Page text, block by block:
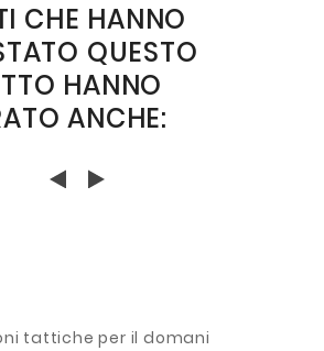
CHE HANNO
QUESTO
HANNO
ANCHE:
tattiche per il domani